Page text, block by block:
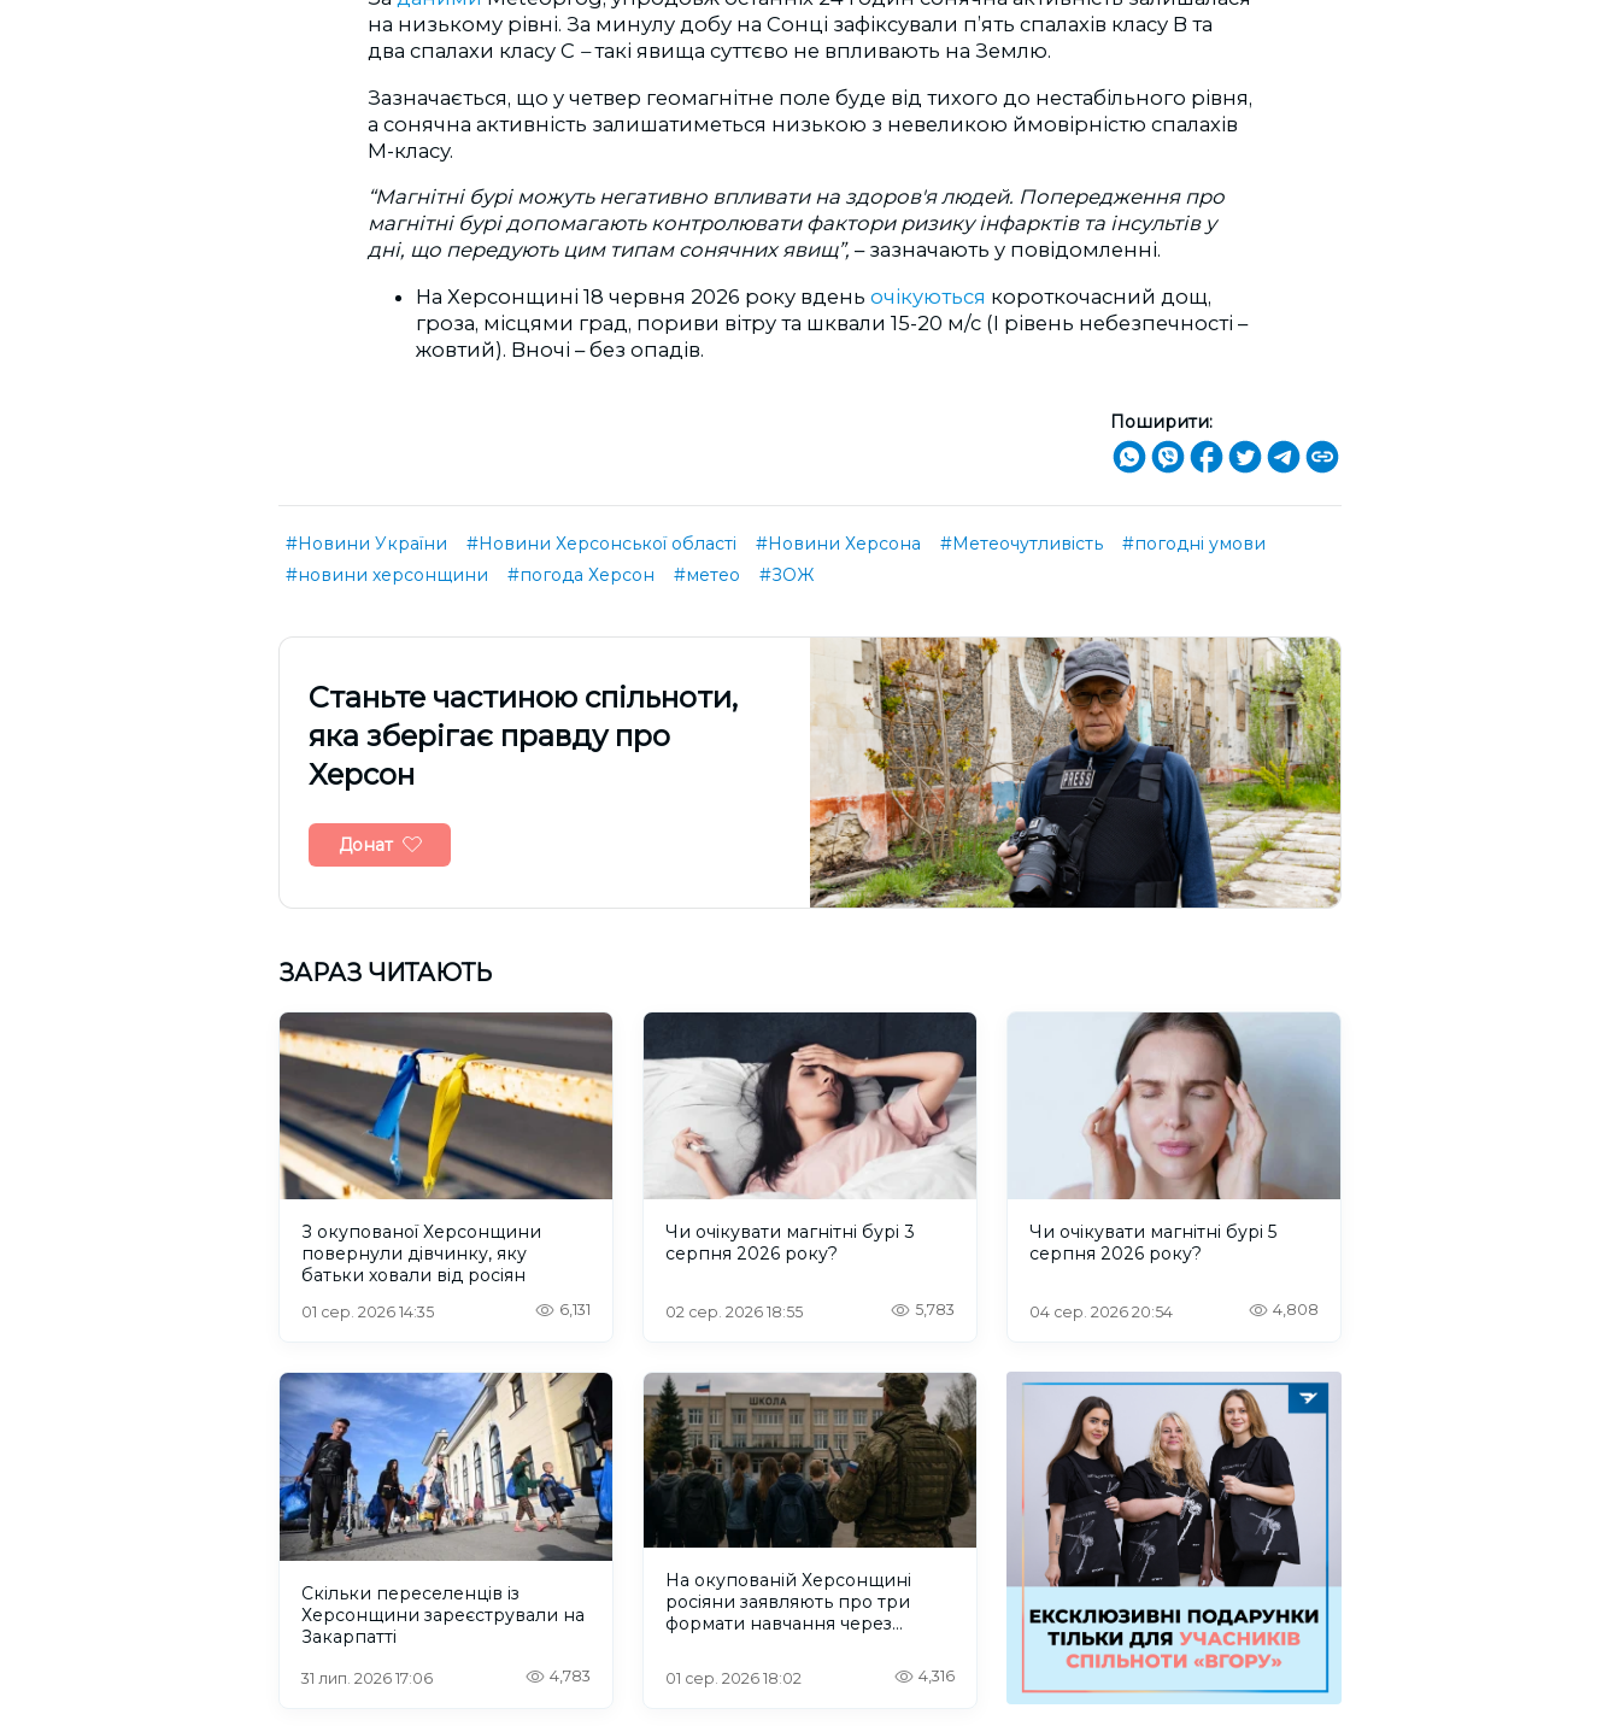
на низькому рівні. За минулу добу на Сонці зафіксували п’ять спалахів класу В та
два спалахи класу С –такі явища суттєво не впливають на Землю.
Зазначається, що у четвер геомагнітне поле буде від тихого до нестабільного рівня,
а сонячна активність залишатиметься низькою з невеликою ймовірністю спалахів
М-класу.
“Магнітні бурі можуть негативно впливати на здоров'я людей. Попередження про
магнітні бурі допомагають контролювати фактори ризику інфарктів та інсультів у
дні, що передують цим типам сонячних явищ”, – зазначають у повідомленні.
На Херсонщині 18 червня 2026 року вдень очікуються короткочасний дощ,
гроза, місцями град, пориви вітру та шквали 15-20 м/с (I рівень небезпечності –
жовтий). Вночі – без опадів.
Поширити:
#Новини України #Новини Херсонської області #Новини Херсона #Метеочутливість
#погодні умови
#новини херсонщини
#погода Херсон #метео #ЗОЖ
Cтаньте частиною спільноти,
яка зберігає правду про
Херсон
Донат
ЗАРАЗ ЧИТАЮТЬ
З окупованої Херсонщини
повернули дівчинку, яку
батьки ховали від росіян
01 сер. 2026 14:35 6,131
Чи очікувати магнітні бурі 3
серпня 2026 року?
02 сер. 2026 18:55 5,783
Чи очікувати магнітні бурі 5
серпня 2026 року?
04 сер. 2026 20:54 4,808
Скільки переселенців із
Херсонщини зареєстрували на
Закарпатті
31 лип. 2026 17:06 4,783
На окупованій Херсонщині
росіяни заявляють про три
формати навчання через
01 сер. 2026 18:02 4,316